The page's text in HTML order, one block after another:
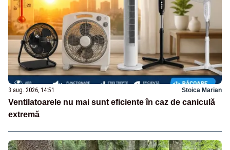
3 aug. 2026, 14:51 Stoica Marian
Ventilatoarele nu mai sunt eficiente în caz de caniculă
extremă